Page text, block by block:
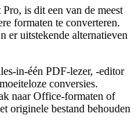
is dit een van de meest
formaten te converteren.
er uitstekende alternatieven
in-één PDF-lezer, -editor
conversies.
naar Office-formaten of
originele bestand behouden